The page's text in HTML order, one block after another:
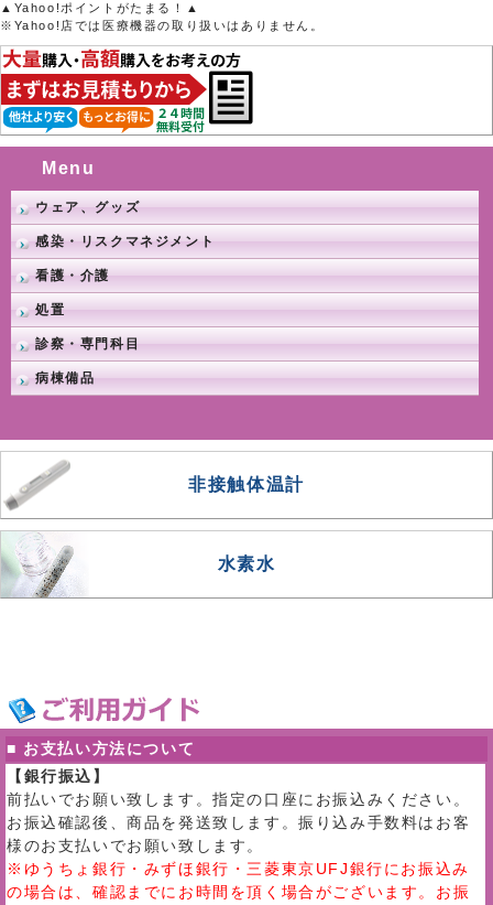
▲Yahoo!ポイントがたまる！▲
※Yahoo!店では医療機器の取り扱いはありません。
Menu
ウェア、グッズ
感染・リスクマネジメント
看護・介護
処置
診察・専門科目
病棟備品
非接触体温計
水素水
■ お支払い方法について
【銀行振込】
前払いでお願い致します。指定の口座にお振込みください。
お振込確認後、商品を発送致します。振り込み手数料はお客
様のお支払いでお願い致します。
※ゆうちょ銀行・みずほ銀行・三菱東京UFJ銀行にお振込み
の場合は、確認までにお時間を頂く場合がございます。お振